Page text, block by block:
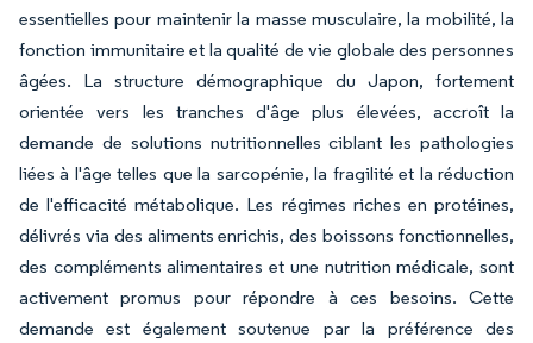
essentielles pour maintenir la masse musculaire, la mobilité, la
fonction immunitaire et la qualité de vie globale des personnes
âgées. La structure démographique du Japon, fortement
orientée vers les tranches d'âge plus élevées, accroît la
demande de solutions nutritionnelles ciblant les pathologies
liées à l'âge telles que la sarcopénie, la fragilité et la réduction
de l'efficacité métabolique. Les régimes riches en protéines,
délivrés via des aliments enrichis, des boissons fonctionnelles,
des compléments alimentaires et une nutrition médicale, sont
activement promus pour répondre à ces besoins. Cette
demande est également soutenue par la préférence des